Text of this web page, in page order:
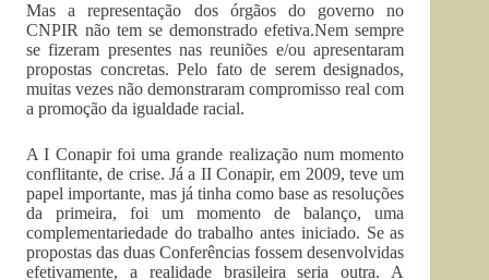
Mas a representação dos órgãos do governo no
CNPIR não tem se demonstrado efetiva.Nem sempre
se fizeram presentes nas reuniões e/ou apresentaram
propostas concretas. Pelo fato de serem designados,
muitas vezes não demonstraram compromisso real com
a promoção da igualdade racial.
A I Conapir foi uma grande realização num momento
conflitante, de crise. Já a II Conapir, em 2009, teve um
papel importante, mas já tinha como base as resoluções
da primeira, foi um momento de balanço, uma
complementariedade do trabalho antes iniciado. Se as
propostas das duas Conferências fossem desenvolvidas
efetivamente, a realidade brasileira seria outra. A